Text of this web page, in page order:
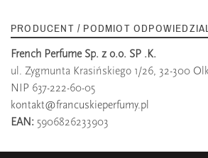
PRODUCENT / PODMIOT
French Perfume Sp. z o.o. SP .K.
ul. Zygmunta Krasińskiego 1/26, 32-300
NIP 637-222-60-05
kontakt@francuskieperfumy.pl
EAN: 5906826233903